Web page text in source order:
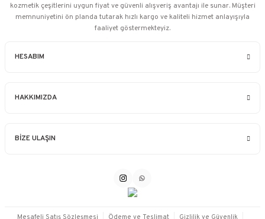
HESABIM
HAKKIMIZDA
BİZE ULAŞIN
kozmetik çeşitlerini uygun fiyat ve güvenli alışveriş avantajı ile sunar. Müşteri
memnuniyetini ön planda tutarak hızlı kargo ve kaliteli hizmet anlayışıyla
faaliyet göstermekteyiz.
Mesafeli Satış Sözleşmesi Ödeme ve Teslimat Gizlilik ve Güvenlik